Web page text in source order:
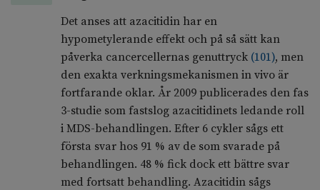
Det anses att azacitidin har en
hypometylerande effekt och på så sätt kan
påverka cancercellernas genuttryck (101), men
den exakta verkningsmekanismen in vivo är
fortfarande oklar. År 2009 publicerades den fas
3-studie som fastslog azacitidinets ledande roll
i MDS-behandlingen. Efter 6 cykler sågs ett
första svar hos 91 % av de som svarade på
behandlingen. 48 % fick dock ett bättre svar
med fortsatt behandling. Azacitidin sågs